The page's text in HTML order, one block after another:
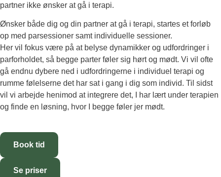
partner ikke ønsker at gå i terapi.
Ønsker både dig og din partner at gå i terapi, startes et forløb
op med parsessioner samt individuelle sessioner.
Her vil fokus være på at belyse dynamikker og udfordringer i
parforholdet, så begge parter føler sig hørt og mødt. Vi vil ofte
gå endnu dybere ned i udfordringerne i individuel terapi og
rumme følelserne det har sat i gang i dig som individ. Til sidst
vil vi arbejde henimod at integrere det, I har lært under terapien
og finde en løsning, hvor I begge føler jer mødt.
Book tid
Se priser